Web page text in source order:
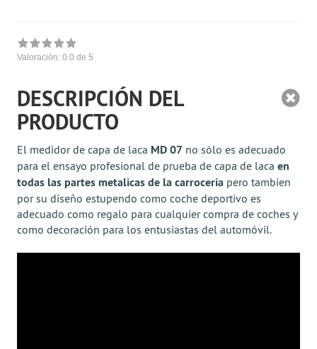
Valoración: 0.0 de 5
DESCRIPCIÓN DEL
PRODUCTO
El medidor de capa de laca MD 07 no sólo es adecuado
para el ensayo profesional de prueba de capa de laca en
todas las partes metalicas de la carroceria pero tambien
por su diseño estupendo como coche deportivo es
adecuado como regalo para cualquier compra de coches y
como decoración para los entusiastas del automóvil.